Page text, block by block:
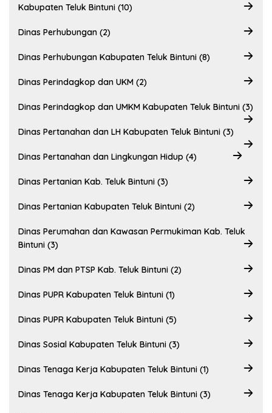
Kabupaten Teluk Bintuni (10)
Dinas Perhubungan (2)
Dinas Perhubungan Kabupaten Teluk Bintuni (8)
Dinas Perindagkop dan UKM (2)
Dinas Perindagkop dan UMKM Kabupaten Teluk Bintuni (3)
Dinas Pertanahan dan LH Kabupaten Teluk Bintuni (3)
Dinas Pertanahan dan Lingkungan Hidup (4)
Dinas Pertanian Kab. Teluk Bintuni (3)
Dinas Pertanian Kabupaten Teluk Bintuni (2)
Dinas Perumahan dan Kawasan Permukiman Kab. Teluk
Bintuni (3)
Dinas PM dan PTSP Kab. Teluk Bintuni (2)
Dinas PUPR Kabupaten Teluk Bintuni (1)
Dinas PUPR Kabupaten Teluk Bintuni (5)
Dinas Sosial Kabupaten Teluk Bintuni (3)
Dinas Tenaga Kerja Kabupaten Teluk Bintuni (1)
Dinas Tenaga Kerja Kabupaten Teluk Bintuni (3)